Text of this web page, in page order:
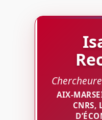
AIX-
CNRS,